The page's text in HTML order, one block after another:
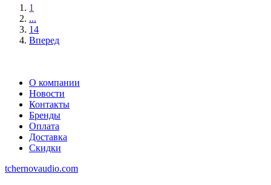
1
...
14
Вперед
О компании
Новости
Контакты
Бренды
Оплата
Доставка
Скидки
tchernovaudio.com